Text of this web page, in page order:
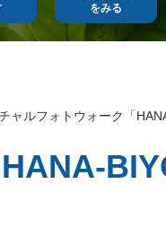
をみる
ャルフォトウォーク「